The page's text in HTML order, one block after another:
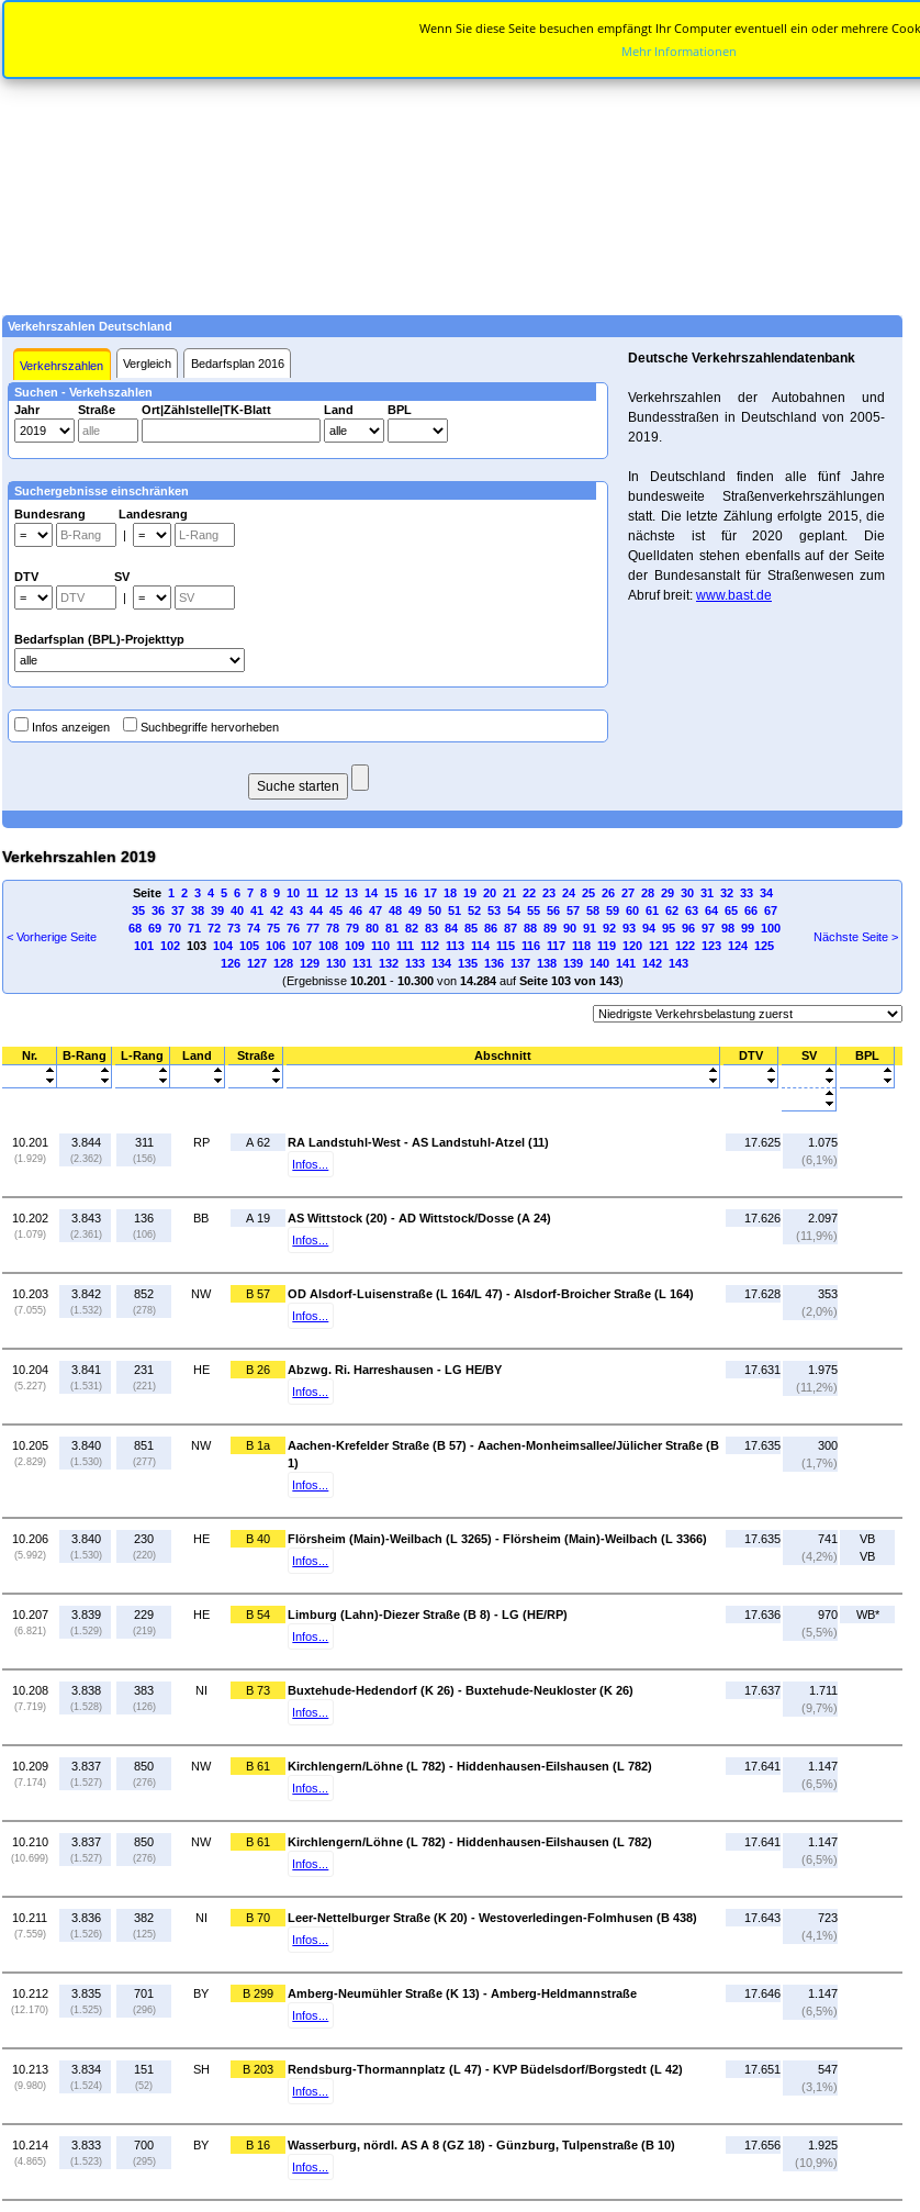
Verkehrszahlen Deutschland
Verkehrszahlen Vergleich Bedarfsplan 2016
Suchen - Verkehszahlen
Jahr
Straße Ort|Zählstelle|TK-Blatt Land BPL
Suchergebnisse einschränken
Bundesrang Landesrang
|
DTV SV
|
Bedarfsplan (BPL)-Projekttyp
Infos anzeigen Suchbegriffe hervorheben
Deutsche Verkehrszahlendatenbank
Verkehrszahlen der Autobahnen und
Bundesstraßen in Deutschland von 2005-
2019.
In Deutschland finden alle fünf Jahre
bundesweite Straßenverkehrszählungen
statt. Die letzte Zählung erfolgte 2015, die
nächste ist für 2020 geplant. Die
Quelldaten stehen ebenfalls auf der Seite
der Bundesanstalt für Straßenwesen zum
Abruf breit: www.bast.de
Verkehrszahlen 2019
< Vorherige Seite
Seite 1 2 3 4 5 6 7 8 9 10 11 12 13 14 15 16 17 18 19 20 21 22 23 24 25 26 27 28 29 30 31 32 33 34
35 36 37 38 39 40 41 42 43 44 45 46 47 48 49 50 51 52 53 54 55 56 57 58 59 60 61 62 63 64 65 66 67
68 69 70 71 72 73 74 75 76 77 78 79 80 81 82 83 84 85 86 87 88 89 90 91 92 93 94 95 96 97 98 99 100
101 102 103 104 105 106 107 108 109 110 111 112 113 114 115 116 117 118 119 120 121 122 123 124 125
126 127 128 129 130 131 132 133 134 135 136 137 138 139 140 141 142 143
(Ergebnisse 10.201- 10.300von 14.284auf Seite 103 von 143)
Nächste Seite >
Nr. B-Rang L-Rang Land Straße Abschnitt DTV SV BPL
10.201
(1.929)
3.844
(2.362)
311
(156)
RP A 62
RA Landstuhl-West - AS Landstuhl-Atzel (11)
Infos...
17.625
1.075
(6,1%)
10.202
(1.079)
3.843
(2.361)
136
(106)
BB A 19
AS Wittstock (20) - AD Wittstock/Dosse (A 24)
Infos...
17.626
2.097
(11,9%)
10.203
(7.055)
3.842
(1.532)
852
(278)
NW B 57
OD Alsdorf-Luisenstraße (L 164/L 47) - Alsdorf-Broicher Straße (L 164)
Infos...
17.628
353
(2,0%)
10.204
(5.227)
3.841
(1.531)
231
(221)
HE B 26
Abzwg. Ri. Harreshausen - LG HE/BY
Infos...
17.631
1.975
(11,2%)
10.205
(2.829)
3.840
(1.530)
851
(277)
NW B 1a
Aachen-Krefelder Straße (B 57) - Aachen-Monheimsallee/Jülicher Straße (B
1)
Infos...
17.635
300
(1,7%)
10.206
(5.992)
3.840
(1.530)
230
(220)
HE B 40
Flörsheim (Main)-Weilbach (L 3265) - Flörsheim (Main)-Weilbach (L 3366)
Infos...
17.635
741
(4,2%)
VB
VB
10.207
(6.821)
3.839
(1.529)
229
(219)
HE B 54
Limburg (Lahn)-Diezer Straße (B 8) - LG (HE/RP)
Infos...
17.636
970
(5,5%)
WB*
10.208
(7.719)
3.838
(1.528)
383
(126)
NI B 73
Buxtehude-Hedendorf (K 26) - Buxtehude-Neukloster (K 26)
Infos...
17.637
1.711
(9,7%)
10.209
(7.174)
3.837
(1.527)
850
(276)
NW B 61
Kirchlengern/Löhne (L 782) - Hiddenhausen-Eilshausen (L 782)
Infos...
17.641
1.147
(6,5%)
10.210
(10.699)
3.837
(1.527)
850
(276)
NW B 61
Kirchlengern/Löhne (L 782) - Hiddenhausen-Eilshausen (L 782)
Infos...
17.641
1.147
(6,5%)
10.211
(7.559)
3.836
(1.526)
382
(125)
NI B 70
Leer-Nettelburger Straße (K 20) - Westoverledingen-Folmhusen (B 438)
Infos...
17.643
723
(4,1%)
10.212
(12.170)
3.835
(1.525)
701
(296)
BY B 299
Amberg-Neumühler Straße (K 13) - Amberg-Heldmannstraße
Infos...
17.646
1.147
(6,5%)
10.213
(9.980)
3.834
(1.524)
151
(52)
SH B 203
Rendsburg-Thormannplatz (L 47) - KVP Büdelsdorf/Borgstedt (L 42)
Infos...
17.651
547
(3,1%)
10.214
(4.865)
3.833
(1.523)
700
(295)
BY B 16
Wasserburg, nördl. AS A 8 (GZ 18) - Günzburg, Tulpenstraße (B 10)
Infos...
17.656
1.925
(10,9%)
Wenn Sie diese Seite besuchen empfängt Ihr Computer eventuell ein oder mehrere
Mehr Informationen